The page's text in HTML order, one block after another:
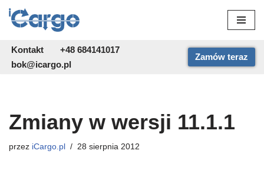
do
treści
Kontakt
+48 684141017
bok@icargo.pl
Zamów teraz
Zmiany w wersji 11.1.1
przez iCargo.pl 28 sierpnia 2012